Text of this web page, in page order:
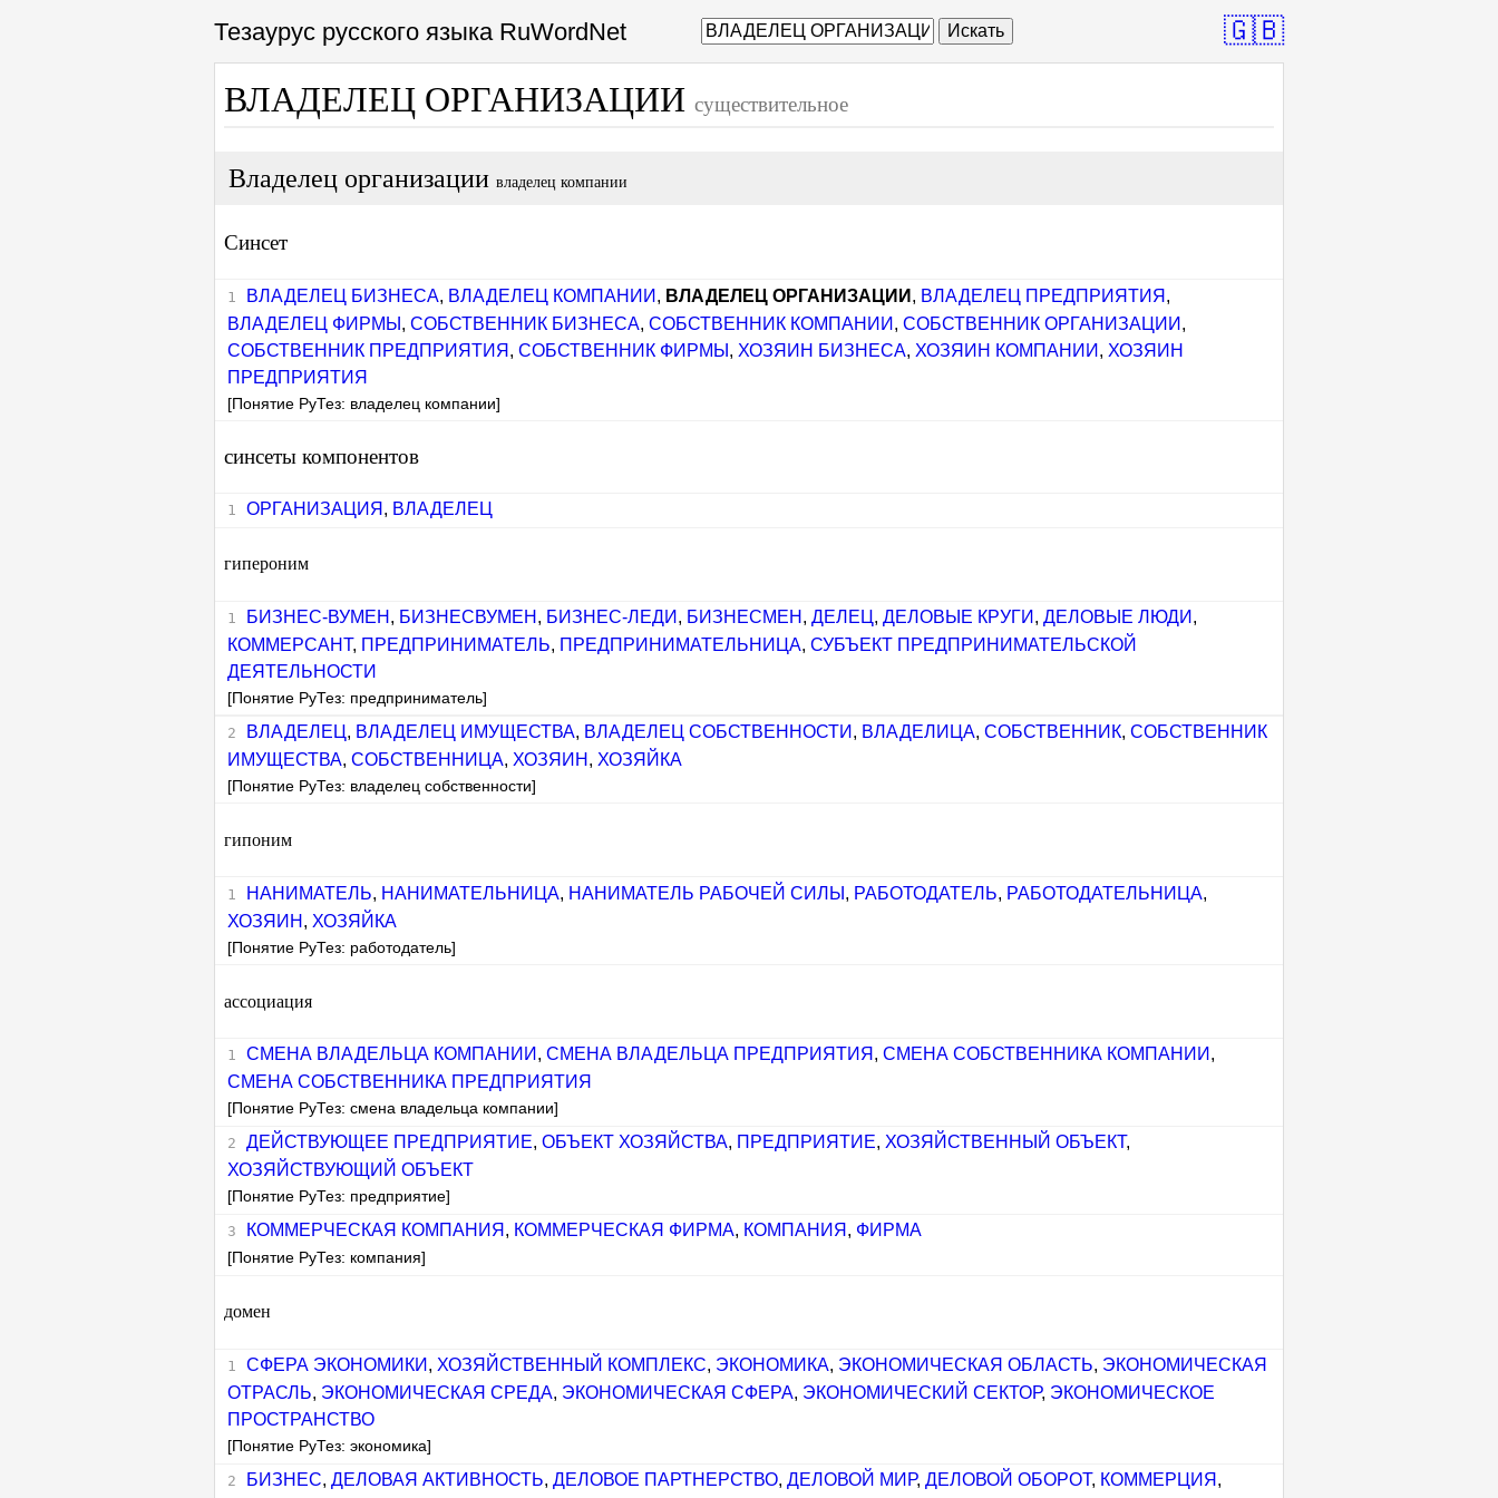
Тезаурус русского языка RuWordNet Искать 🇬🇧
ВЛАДЕЛЕЦ ОРГАНИЗАЦИИ существительное
Владелец организации владелец компании
Синсет
ВЛАДЕЛЕЦ БИЗНЕСА, ВЛАДЕЛЕЦ КОМПАНИИ , ВЛАДЕЛЕЦ ОРГАНИЗАЦИИ , ВЛАДЕЛЕЦ ПРЕДПРИЯТИЯ ,
ВЛАДЕЛЕЦ ФИРМЫ ,СОБСТВЕННИК БИЗНЕСА,СОБСТВЕННИК КОМПАНИИ ,СОБСТВЕННИК ОРГАНИЗАЦИИ ,
СОБСТВЕННИК ПРЕДПРИЯТИЯ ,СОБСТВЕННИК ФИРМЫ , ХОЗЯИН БИЗНЕСА, ХОЗЯИН КОМПАНИИ , ХОЗЯИН
ПРЕДПРИЯТИЯ
[Понятие РуТез: владелец компании]
синсеты компонентов
ОРГАНИЗАЦИЯ , ВЛАДЕЛЕЦ
гипероним
БИЗНЕС-ВУМЕН , БИЗНЕСВУМЕН , БИЗНЕС-ЛЕДИ , БИЗНЕСМЕН , ДЕЛЕЦ , ДЕЛОВЫЕ КРУГИ , ДЕЛОВЫЕ ЛЮДИ ,
КОММЕРСАНТ, ПРЕДПРИНИМАТЕЛЬ, ПРЕДПРИНИМАТЕЛЬНИЦА,СУБЪЕКТ ПРЕДПРИНИМАТЕЛЬСКОЙ
ДЕЯТЕЛЬНОСТИ
[Понятие РуТез: предприниматель]
ВЛАДЕЛЕЦ , ВЛАДЕЛЕЦ ИМУЩЕСТВА, ВЛАДЕЛЕЦ СОБСТВЕННОСТИ , ВЛАДЕЛИЦА, СОБСТВЕННИК, СОБСТВЕННИК
ИМУЩЕСТВА,СОБСТВЕННИЦА, ХОЗЯИН , ХОЗЯЙКА
[Понятие РуТез: владелец собственности]
гипоним
НАНИМАТЕЛЬ, НАНИМАТЕЛЬНИЦА, НАНИМАТЕЛЬ РАБОЧЕЙ СИЛЫ , РАБОТОДАТЕЛЬ, РАБОТОДАТЕЛЬНИЦА,
ХОЗЯИН , ХОЗЯЙКА
[Понятие РуТез: работодатель]
ассоциация
СМЕНА ВЛАДЕЛЬЦА КОМПАНИИ , СМЕНА ВЛАДЕЛЬЦА ПРЕДПРИЯТИЯ , СМЕНА СОБСТВЕННИКА КОМПАНИИ ,
СМЕНА СОБСТВЕННИКА ПРЕДПРИЯТИЯ
[Понятие РуТез: смена владельца компании]
ДЕЙСТВУЮЩЕЕ ПРЕДПРИЯТИЕ, ОБЪЕКТ ХОЗЯЙСТВА, ПРЕДПРИЯТИЕ, ХОЗЯЙСТВЕННЫЙ ОБЪЕКТ,
ХОЗЯЙСТВУЮЩИЙ ОБЪЕКТ
[Понятие РуТез: предприятие]
КОММЕРЧЕСКАЯ КОМПАНИЯ , КОММЕРЧЕСКАЯ ФИРМА, КОМПАНИЯ , ФИРМА
[Понятие РуТез: компания]
домен
СФЕРА ЭКОНОМИКИ , ХОЗЯЙСТВЕННЫЙ КОМПЛЕКС, ЭКОНОМИКА, ЭКОНОМИЧЕСКАЯ ОБЛАСТЬ, ЭКОНОМИЧЕСКАЯ
ОТРАСЛЬ, ЭКОНОМИЧЕСКАЯ СРЕДА, ЭКОНОМИЧЕСКАЯ СФЕРА, ЭКОНОМИЧЕСКИЙ СЕКТОР, ЭКОНОМИЧЕСКОЕ
ПРОСТРАНСТВО
[Понятие РуТез: экономика]
БИЗНЕС, ДЕЛОВАЯ АКТИВНОСТЬ, ДЕЛОВОЕ ПАРТНЕРСТВО, ДЕЛОВОЙ МИР, ДЕЛОВОЙ ОБОРОТ, КОММЕРЦИЯ ,